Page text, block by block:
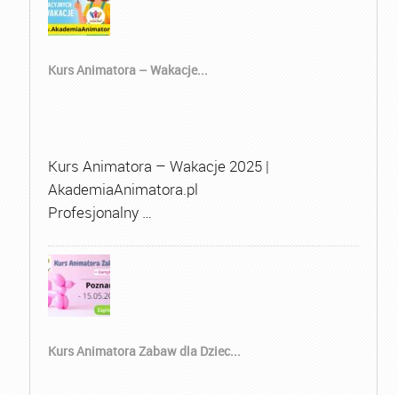
Kurs Animatora – Wakacje...
Kurs Animatora – Wakacje 2025 |
AkademiaAnimatora.pl
Profesjonalny …
Kurs Animatora Zabaw dla Dziec...